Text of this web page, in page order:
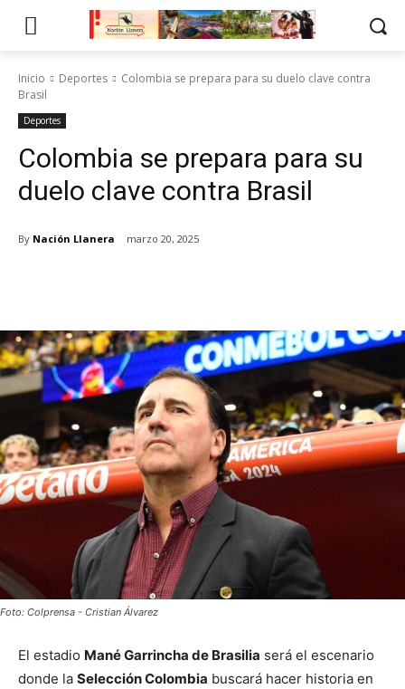
Inicio Deportes
Colombia se prepara para su duelo clave contra
Brasil
Deportes
Colombia se prepara para su
duelo clave contra Brasil
By Nación Llanera marzo 20, 2025
Foto: Colprensa - Cristian Álvarez
El estadio Mané Garrincha de Brasilia será el escenario
donde la Selección Colombia buscará hacer historia en